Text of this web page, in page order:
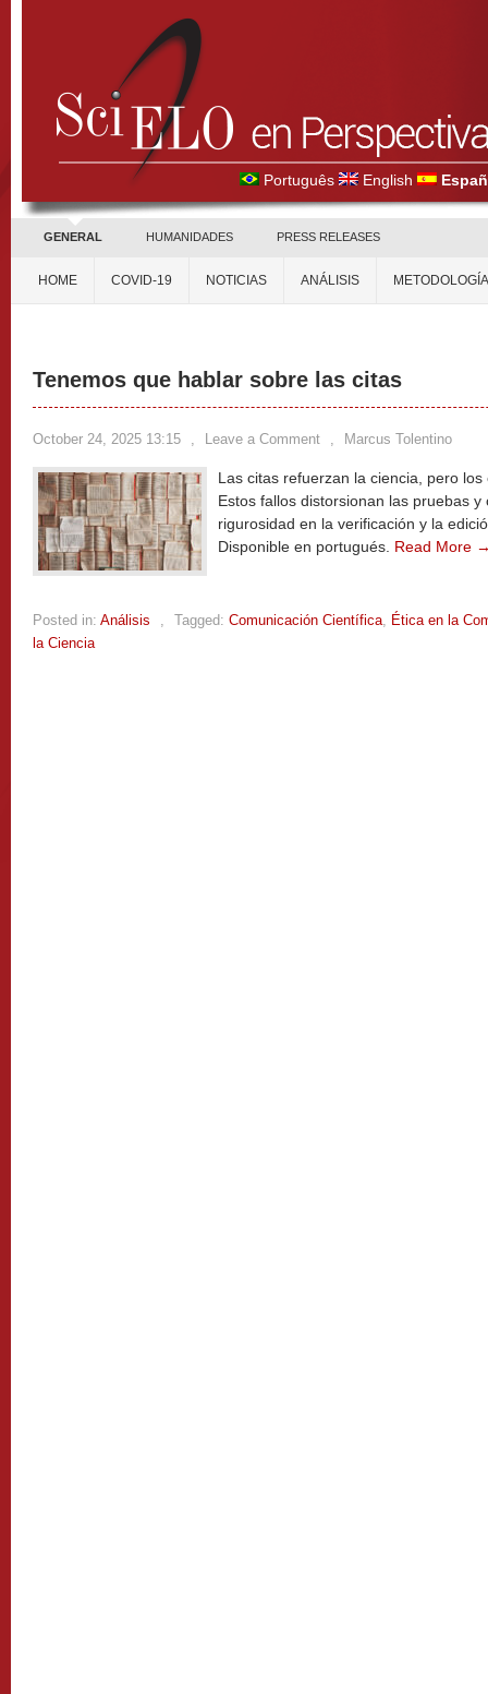
Português English
GENERAL HUMANIDADES PRESS RELEASES
HOME COVID-19 NOTICIAS ANÁLISIS METODOLOGÍA
Tenemos que hablar sobre las citas
October 24, 2025 13:15 , Leave a Comment , Marcus Tolentino
Las citas refuerzan la ciencia, pero
Estos fallos distorsionan las pruebas
rigurosidad en la verificación y la
Disponible en portugués. Read More
Posted in: Análisis , Tagged: Comunicación Científica, Ética en la
la Ciencia